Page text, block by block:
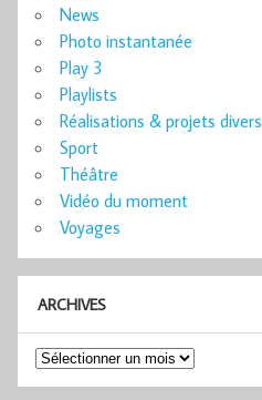
News
Photo instantanée
Play 3
Playlists
Réalisations & projets divers
Sport
Théâtre
Vidéo du moment
Voyages
ARCHIVES
Archives